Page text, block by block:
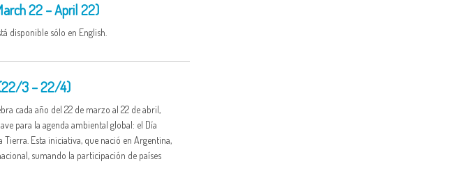
22 – April 22)
disponible sólo en English.
3 – 22/4)
cada año del 22 de marzo al 22 de abril,
para la agenda ambiental global: el Día
Tierra. Esta iniciativa, que nació en Argentina,
sumando la participación de países